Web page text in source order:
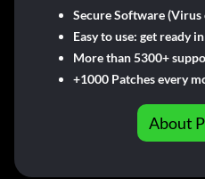
Secure Software
Easy to use: get ready
More than 5300+
+1000 Patches every
About